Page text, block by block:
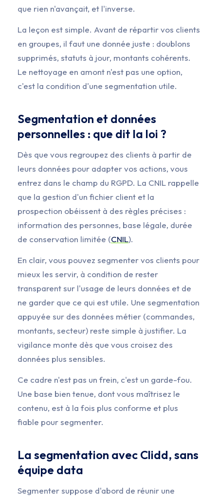
que rien n'avançait, et l'inverse.
La leçon est simple. Avant de répartir vos clients
en groupes, il faut une donnée juste : doublons
supprimés, statuts à jour, montants cohérents.
Le nettoyage en amont n'est pas une option,
c'est la condition d'une segmentation utile.
Segmentation et données
personnelles : que dit la loi ?
Dès que vous regroupez des clients à partir de
leurs données pour adapter vos actions, vous
entrez dans le champ du RGPD. La CNIL rappelle
que la gestion d'un fichier client et la
prospection obéissent à des règles précises :
information des personnes, base légale, durée
de conservation limitée (CNIL).
En clair, vous pouvez segmenter vos clients pour
mieux les servir, à condition de rester
transparent sur l'usage de leurs données et de
ne garder que ce qui est utile. Une segmentation
appuyée sur des données métier (commandes,
montants, secteur) reste simple à justifier. La
vigilance monte dès que vous croisez des
données plus sensibles.
Ce cadre n'est pas un frein, c'est un garde-fou.
Une base bien tenue, dont vous maîtrisez le
contenu, est à la fois plus conforme et plus
fiable pour segmenter.
La segmentation avec Clidd, sans
équipe data
Segmenter suppose d'abord de réunir une